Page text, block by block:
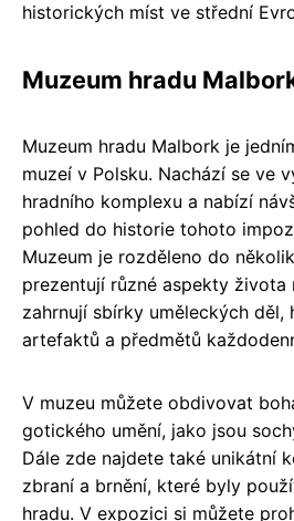
historických míst ve střední
Muzeum hradu
Muzeum hradu Malbork je
muzeí v Polsku. Nachází se ve
hradního komplexu a nabízí
pohled do historie tohoto
Muzeum je rozděleno do
prezentují různé aspekty života
zahrnují sbírky uměleckých děl,
artefaktů a předmětů
V muzeu můžete obdivovat
gotického umění, jako jsou
Dále zde najdete také unikátní
zbraní a brnění, které byly
hradu. V expozici si můžete